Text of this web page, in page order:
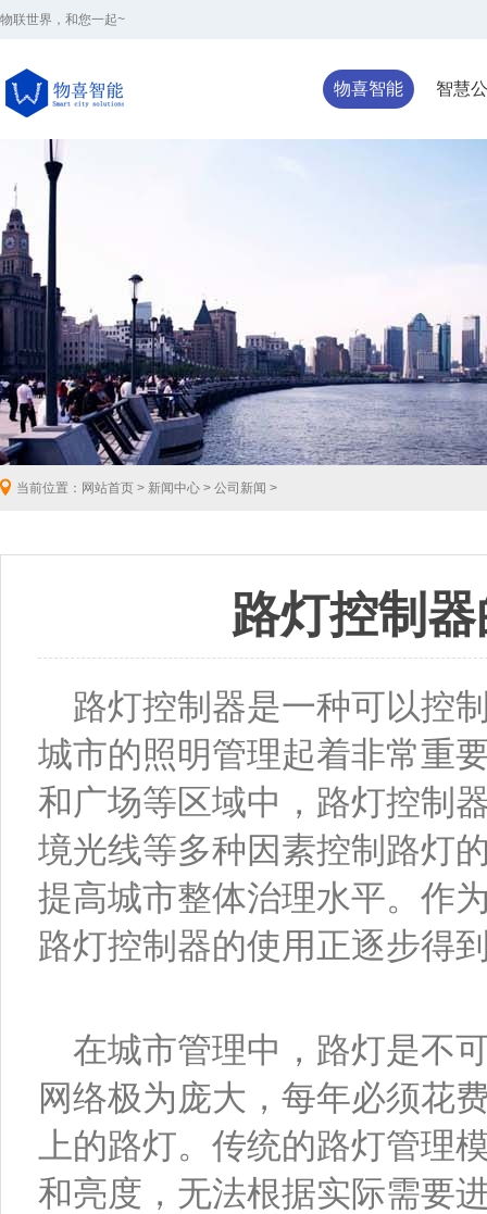
物联世界，和您一起~
物喜智能 智慧
当前位置： 网站首页 > 新闻中心 > 公司新闻 >
路灯控制
路灯控制器是一种可以控
城市的照明管理起着非常重
和广场等区域中，路灯控制
境光线等多种因素控制路灯
提高城市整体治理水平。作
路灯控制器的使用正逐步得
在城市管理中，路灯是不
网络极为庞大，每年必须花
上的路灯。传统的路灯管理
和亮度，无法根据实际需要